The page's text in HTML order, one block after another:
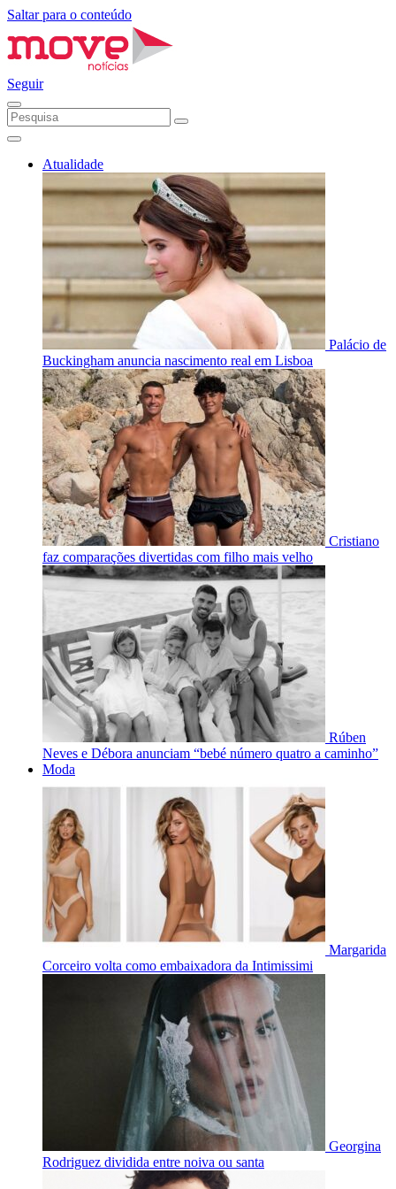
Saltar para o conteúdo
Seguir
Atualidade
Palácio de
Buckingham anuncia nascimento real em Lisboa
Cristiano
faz comparações divertidas com filho mais velho
Rúben
Neves e Débora anunciam “bebé número quatro a caminho”
Moda
Margarida
Corceiro volta como embaixadora da Intimissimi
Georgina
Rodriguez dividida entre noiva ou santa